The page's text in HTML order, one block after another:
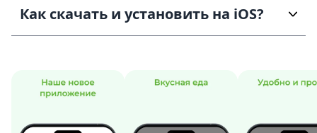
Как скачать и установить на iOS?